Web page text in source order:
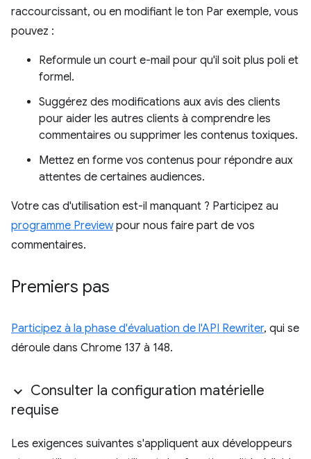
raccourcissant, ou en modifiant le ton Par exemple, vous
pouvez :
Reformule un court e-mail pour qu'il soit plus poli et
formel.
Suggérez des modifications aux avis des clients
pour aider les autres clients à comprendre les
commentaires ou supprimer les contenus toxiques.
Mettez en forme vos contenus pour répondre aux
attentes de certaines audiences.
Votre cas d'utilisation est-il manquant ? Participez au
programme Previewpour nous faire part de vos
commentaires.
Premiers pas
Participez à la phase d'évaluation de l'API Rewriter, qui se
déroule dans Chrome 137 à 148.
Consulter la configuration matérielle
requise
Les exigences suivantes s'appliquent aux développeurs